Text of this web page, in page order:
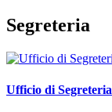
Segreteria
Ufficio di Segreteria